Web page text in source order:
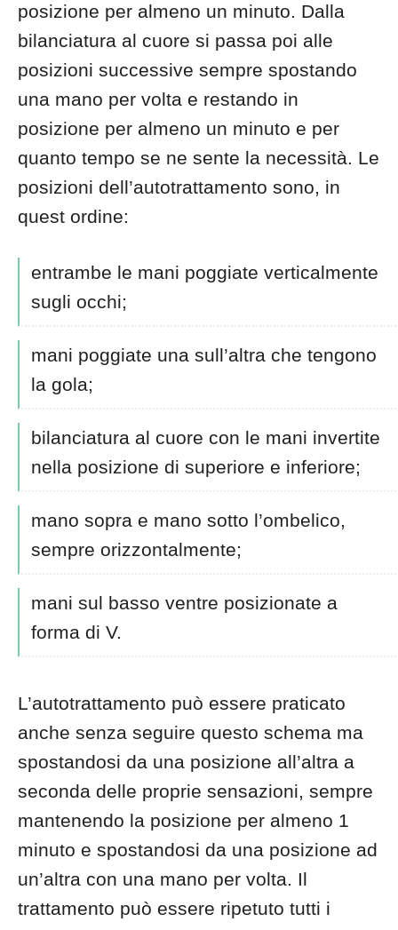
posizione per almeno un minuto. Dalla
bilanciatura al cuore si passa poi alle
posizioni successive sempre spostando
una mano per volta e restando in
posizione per almeno un minuto e per
quanto tempo se ne sente la necessità. Le
posizioni dell’autotrattamento sono, in
quest ordine:
entrambe le mani poggiate verticalmente
sugli occhi;
mani poggiate una sull’altra che tengono
la gola;
bilanciatura al cuore con le mani invertite
nella posizione di superiore e inferiore;
mano sopra e mano sotto l’ombelico,
sempre orizzontalmente;
mani sul basso ventre posizionate a
forma di V.
L’autotrattamento può essere praticato
anche senza seguire questo schema ma
spostandosi da una posizione all’altra a
seconda delle proprie sensazioni, sempre
mantenendo la posizione per almeno 1
minuto e spostandosi da una posizione ad
un’altra con una mano per volta. Il
trattamento può essere ripetuto tutti i